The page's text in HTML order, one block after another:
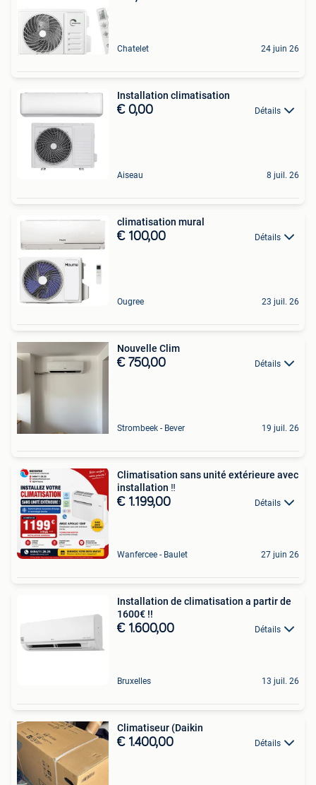
Chatelet 24 juin 26
Installation climatisation
€ 0,00 Détails
Aiseau 8 juil. 26
climatisation mural
€ 100,00 Détails
Ougree 23 juil. 26
Nouvelle Clim
€ 750,00 Détails
Strombeek - Bever 19 juil. 26
Climatisation sans unité extérieure avec
installation ‼️
€ 1.199,00 Détails
Wanfercee - Baulet 27 juin 26
Installation de climatisation a partir de
1600€ !!
€ 1.600,00 Détails
Bruxelles 13 juil. 26
Climatiseur (Daikin
€ 1.400,00 Détails